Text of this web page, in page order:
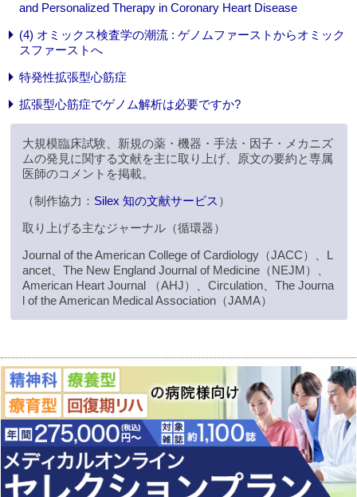
and Personalized Therapy in Coronary Heart Disease
(4) オミックス検査学の潮流 : ゲノムファーストからオミック
スファーストへ
特発性拡張型心筋症
拡張型心筋症でゲノム解析は必要ですか?
大規模臨床試験、新規の薬・機器・手法・因子・メカニズ
ムの発見に関する文献を主に取り上げ、原文の要約と専属
医師のコメントを掲載。
（制作協力： Silex 知の文献サービス ）
取り上げる主なジャーナル（循環器）
Journal of the American College of Cardiology（JACC）、L
ancet、The New England Journal of Medicine（NEJM）、
American Heart Journal （AHJ）、Circulation、The Journa
l of the American Medical Association（JAMA）